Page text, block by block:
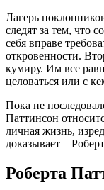
Лагерь
следят за тем, что
себя вправе
откровенности.
кумиру. Им все
целоваться или с
Пока не
Паттинсон
личная жизнь,
доказывает –
Роберта